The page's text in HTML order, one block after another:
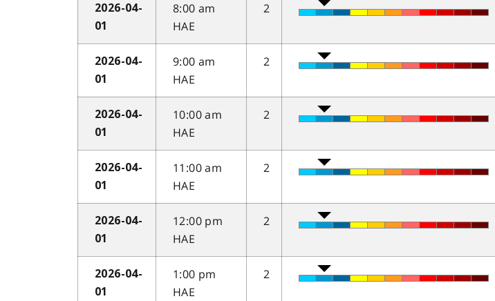
2026-04-
01
8:00 am
HAE
2
2026-04-
01
9:00 am
HAE
2
2026-04-
01
10:00 am
HAE
2
2026-04-
01
11:00 am
HAE
2
2026-04-
01
12:00 pm
HAE
2
2026-04-
01
1:00 pm
HAE
2